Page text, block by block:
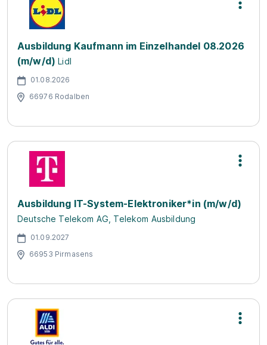
Ausbildung Kaufmann im Einzelhandel 08.2026
(m/w/d) Lidl
01.08.2026
66976 Rodalben
Ausbildung IT-System-Elektroniker*in (m/w/d)
Deutsche Telekom AG, Telekom Ausbildung
01.09.2027
66953 Pirmasens